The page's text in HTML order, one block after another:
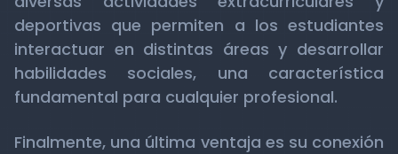
deportivas que permiten a los estudiantes
interactuar en distintas áreas y desarrollar
habilidades sociales, una característica
fundamental para cualquier profesional.
Finalmente, una última ventaja es su conexión